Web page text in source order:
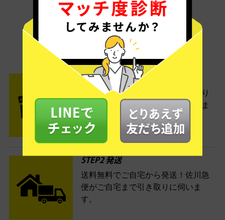
ご利用は簡単3ステップ
- FLOW -
STEP1 お申込み・梱包
ネットでお申込みしたら、箱に売り
たい商品をいろいろ詰めて梱包しま
す。
STEP2 発送
送料無料でご自宅から発送！佐川急
便がご自宅まで引き取りに伺いま
す。